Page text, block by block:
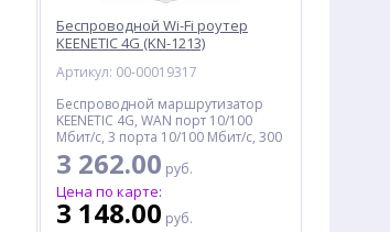
Беспроводной Wi-Fi роутер
KEENETIC 4G (KN-1213)
Артикул: 00-00019317
Беспроводной маршрутизатор
KEENETIC 4G, WAN порт 10/100
Мбит/с, 3 порта 10/100 Мбит/с, 300
Мбит/с
3 262.00 руб.
Цена по карте:
3 148.00 руб.